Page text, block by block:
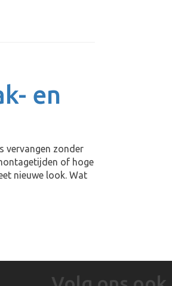
en
vervangen zonder
of hoge
nieuwe look. Wat